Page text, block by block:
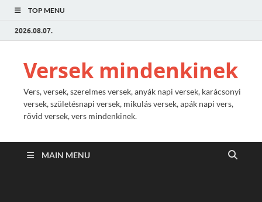
TOP MENU
2026.08.07.
Versek mindenkinek
Vers, versek, szerelmes versek, anyák napi versek, karácsonyi
versek, születésnapi versek, mikulás versek, apák napi vers,
rövid versek, vers mindenkinek.
MAIN MENU